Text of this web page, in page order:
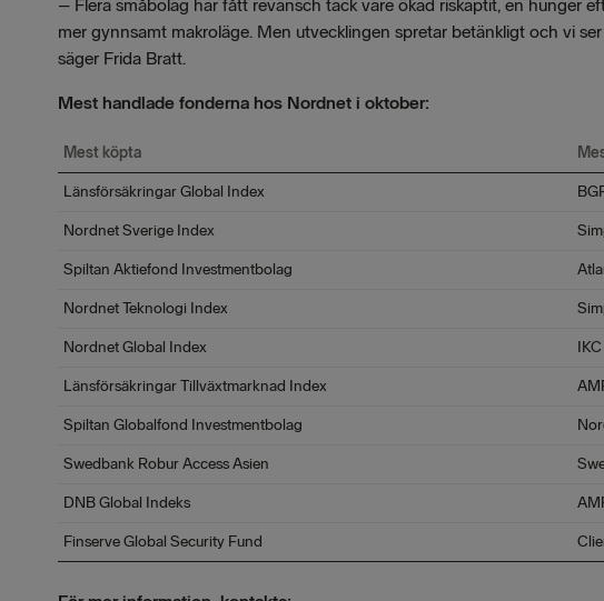
– Flera småbolag har fått revansch tack vare ökad riskaptit, en hunger
mer gynnsamt makroläge. Men utvecklingen spretar betänkligt och vi
säger Frida Bratt.
Mest handlade fonderna hos Nordnet i oktober:
Mest köpta
Länsförsäkringar Global Index
Nordnet Sverige Index
Spiltan Aktiefond Investmentbolag
Nordnet Teknologi Index
Nordnet Global Index
Länsförsäkringar Tillväxtmarknad Index
Spiltan Globalfond Investmentbolag
Swedbank Robur Access Asien
DNB Global Indeks
Finserve Global Security Fund